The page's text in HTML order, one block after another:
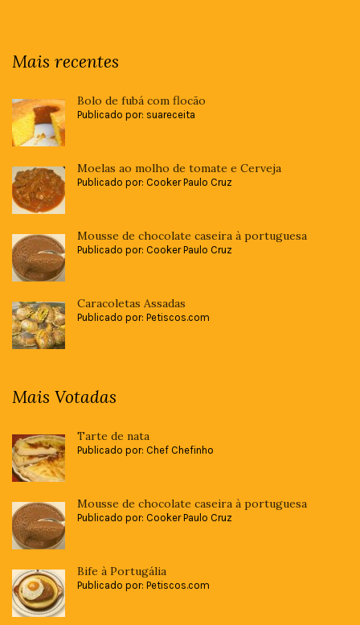
Mais recentes
Bolo de fubá com flocão
Publicado por: suareceita
Moelas ao molho de tomate e Cerveja
Publicado por: Cooker Paulo Cruz
Mousse de chocolate caseira à portuguesa
Publicado por: Cooker Paulo Cruz
Caracoletas Assadas
Publicado por: Petiscos.com
Mais Votadas
Tarte de nata
Publicado por: Chef Chefinho
Mousse de chocolate caseira à portuguesa
Publicado por: Cooker Paulo Cruz
Bife à Portugália
Publicado por: Petiscos.com